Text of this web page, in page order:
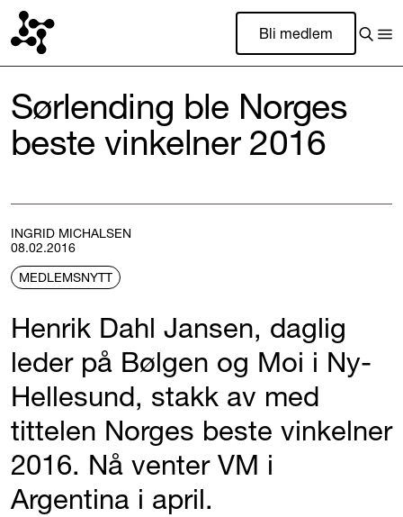
Bli medlem
Sørlending ble Norges
beste vinkelner 2016
INGRID MICHALSEN
08.02.2016
MEDLEMSNYTT
Henrik Dahl Jansen, daglig
leder på Bølgen og Moi i Ny-
Hellesund, stakk av med
tittelen Norges beste vinkelner
2016. Nå venter VM i
Argentina i april.